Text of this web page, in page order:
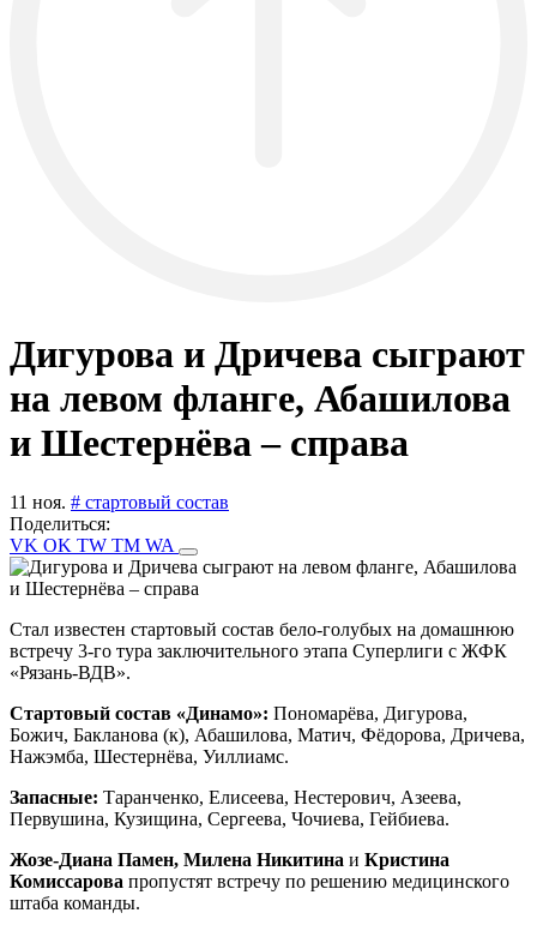
Дигурова и Дричева сыграют
на левом фланге, Абашилова
и Шестернёва – справа
11 ноя. # стартовый состав
Поделиться:
VK OK TW TM WA
Стал известен стартовый состав бело-голубых на домашнюю
встречу 3-го тура заключительного этапа Суперлиги с ЖФК
«Рязань-ВДВ».
Стартовый состав «Динамо»: Пономарёва, Дигурова,
Божич, Бакланова (к), Абашилова, Матич, Фёдорова, Дричева,
Нажэмба, Шестернёва, Уиллиамс.
Запасные: Таранченко, Елисеева, Нестерович, Азеева,
Первушина, Кузищина, Сергеева, Чочиева, Гейбиева.
Жозе-Диана Памен, Милена Никитина и Кристина
Комиссарова пропустят встречу по решению медицинского
штаба команды.